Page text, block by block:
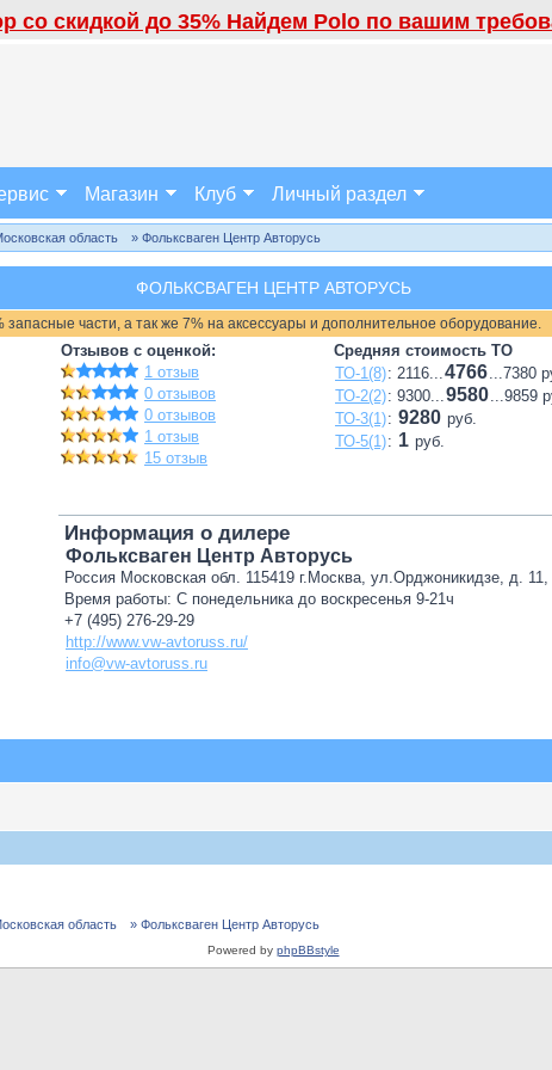
со скидкой до 35% Найдем Polo по вашим
Магазин Клуб Личный раздел
область » Фольксваген Центр Авторусь
ФОЛЬКСВАГЕН ЦЕНТР АВТОРУСЬ
части, а так же 7% на аксессуары и дополнительное оборудование.
Отзывов с оценкой:
1 отзыв
0 отзывов
0 отзывов
1 отзыв
15 отзыв
Средняя стоимость ТО
ТО-1(8): 2116...4766...7380
ТО-2(2): 9300...9580...9859
ТО-3(1): 9280 руб.
ТО-5(1): 1 руб.
Информация о дилере
Фольксваген Центр Авторусь
Россия Московская обл. 115419 г.Москва, ул.Орджоникидзе, д. 11,
Время работы: С понедельника до воскресенья 9-21ч
+7 (495) 276-29-29
http://www.vw-avtoruss.ru/
info@vw-avtoruss.ru
область » Фольксваген Центр Авторусь
Powered by phpBBstyle